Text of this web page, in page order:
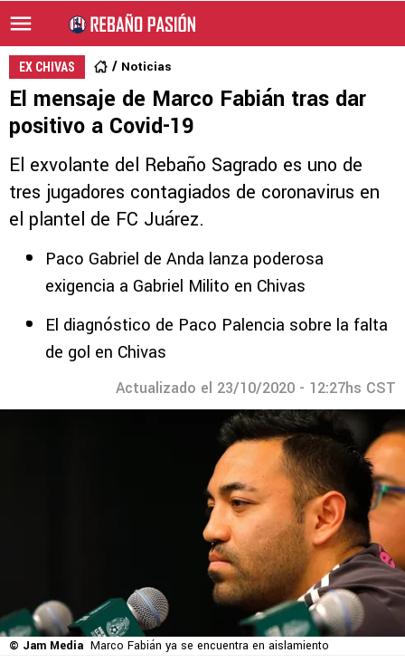
EX CHIVAS Noticias
El mensaje de Marco Fabián tras dar
positivo a Covid-19
El exvolante del Rebaño Sagrado es uno de
tres jugadores contagiados de coronavirus en
el plantel de FC Juárez.
Paco Gabriel de Anda lanza poderosa
exigencia a Gabriel Milito en Chivas
El diagnóstico de Paco Palencia sobre la falta
de gol en Chivas
Actualizado el 23/10/2020 - 12:27hs CST
© Jam Media Marco Fabián ya se encuentra en aislamiento